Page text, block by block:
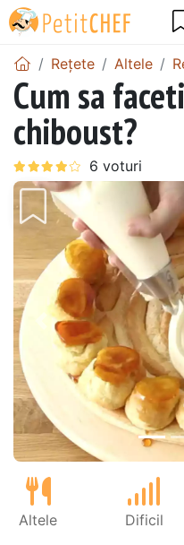
Rețete Altele
Cum sa
chiboust?
Precedentul
Altele Dificil